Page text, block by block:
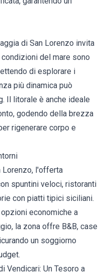
di San Lorenzo invita
del mare sono
di esplorare i
più dinamica può
Il litorale è anche ideale
godendo della brezza
rigenerare corpo e
Lorenzo, l'offerta
spuntini veloci, ristoranti
con piatti tipici siciliani.
economiche a
la zona offre B&B, case
un soggiorno
Vendicari: Un Tesoro a